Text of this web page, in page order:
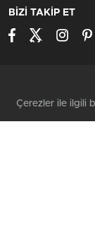
BİZİ TAKİP ET
Çerezler ile ilgili